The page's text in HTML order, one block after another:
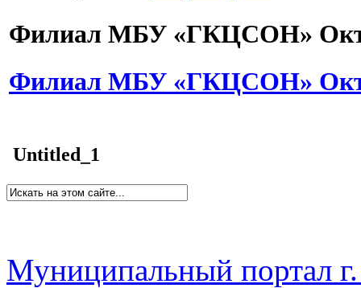
Филиал МБУ «ГКЦСОН»
Филиал МБУ «ГКЦСОН»
Untitled_1
Муниципальный портал